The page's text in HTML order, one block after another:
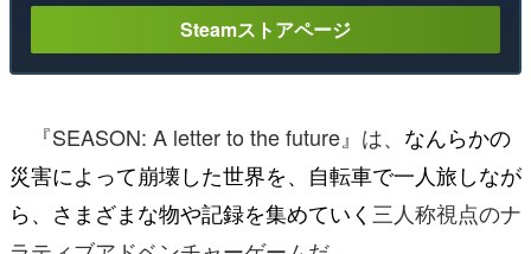
Steamストアページ
『SEASON: A letter to the future』は、 なんらかの
災害によって崩壊した世界を、自転車で一人旅しなが
ら、さまざまな物や記録を集めていく 三人称視点のナ